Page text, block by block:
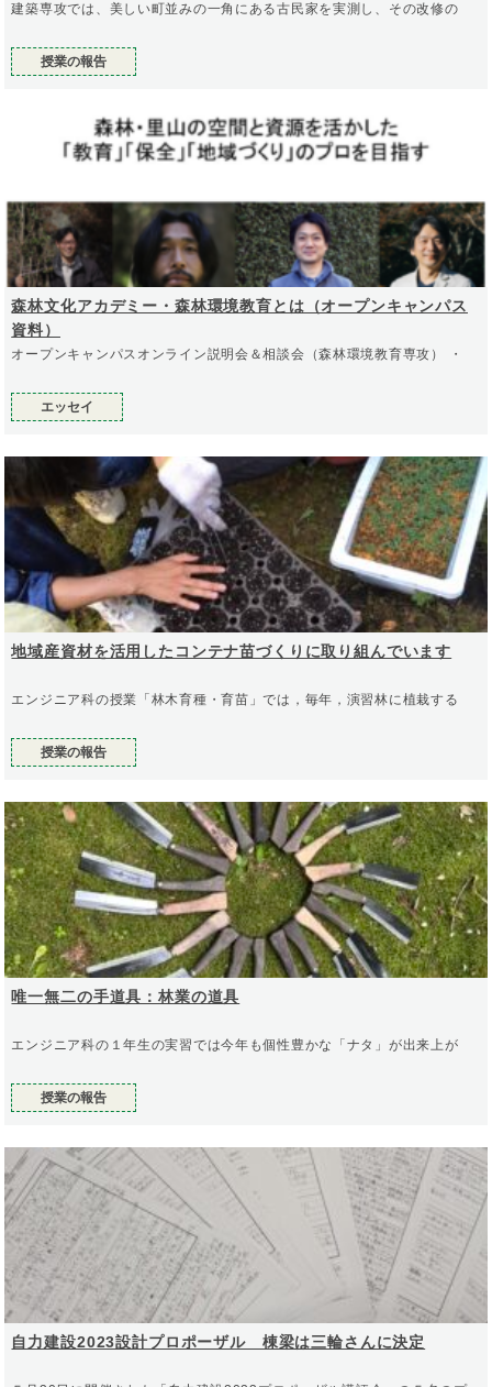
建築専攻では、美しい町並みの一角にある古民家を実測し、その改修の
授業の報告
森林文化アカデミー・森林環境教育とは（オープンキャンパス
資料）
オープンキャンパスオンライン説明会＆相談会（森林環境教育専攻） ・
エッセイ
地域産資材を活用したコンテナ苗づくりに取り組んでいます
エンジニア科の授業「林木育種・育苗」では，毎年，演習林に植栽する
授業の報告
唯一無二の手道具：林業の道具
エンジニア科の１年生の実習では今年も個性豊かな「ナタ」が出来上が
授業の報告
自力建設2023設計プロポーザル 棟梁は三輪さんに決定